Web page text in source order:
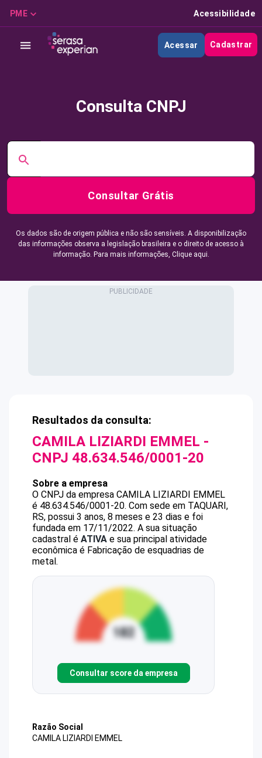
PME Acessibilidade
Acessar Cadastrar
Consulta CNPJ
Consultar Grátis
Os dados são de origem pública e não são sensíveis. A disponibilização
das informações observa a legislação brasileira e o direito de acesso à
informação. Para mais informações, Clique aqui.
Resultados da consulta:
CAMILA LIZIARDI EMMEL -
CNPJ 48.634.546/0001-20
Sobre a empresa
O CNPJ da empresa CAMILA LIZIARDI EMMEL
é 48.634.546/0001-20. Com sede em TAQUARI,
RS, possui 3 anos, 8 meses e 23 dias e foi
fundada em 17/11/2022. A sua situação
cadastral é ATIVA e sua principal atividade
econômica é Fabricação de esquadrias de
metal.
Consultar score da empresa
Razão Social
CAMILA LIZIARDI EMMEL